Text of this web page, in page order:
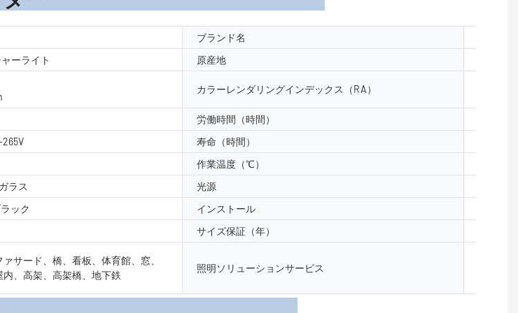
ブランド名
ーライト 原産地
カラーレンダリングインデックス（RA）
労働時間（時間）
265V 寿命（時間）
作業温度（℃）
ラス 光源
ック インストール
サイズ保証（年）
サード、橋、看板、体育館、窓、
内、高架、高架橋、地下鉄
照明ソリューションサービス